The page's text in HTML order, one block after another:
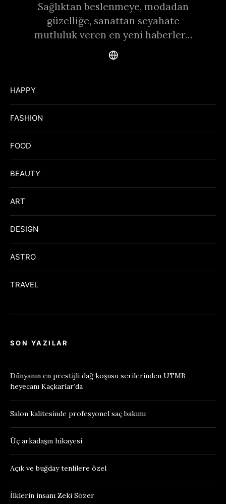
Sağlıktan beslenmeye, modadan
güzelliğe, sanattan seyahate
mutluluk veren en yeni haberler…
HAPPY
FASHION
FOOD
BEAUTY
ART
DESIGN
ASTRO
TRAVEL
SON YAZILAR
Dünyanın en prestijli dağ koşusu serilerinden UTMB
heyecanı Kaçkarlar’da
Salon kalitesinde profesyonel saç bakımı
Üç arkadaşın hikayesi
Açık ve buğday tenlilere özel
İlklerin insanı Zeki Sözer